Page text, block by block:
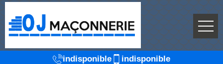
indisponible
indisponible